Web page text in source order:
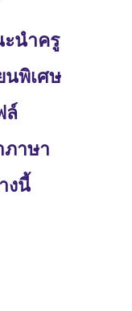
นำครู
นพิเศษ
ล์
ภาษา
งนี้